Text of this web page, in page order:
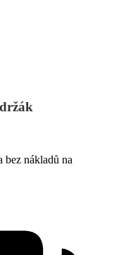
nákladů na